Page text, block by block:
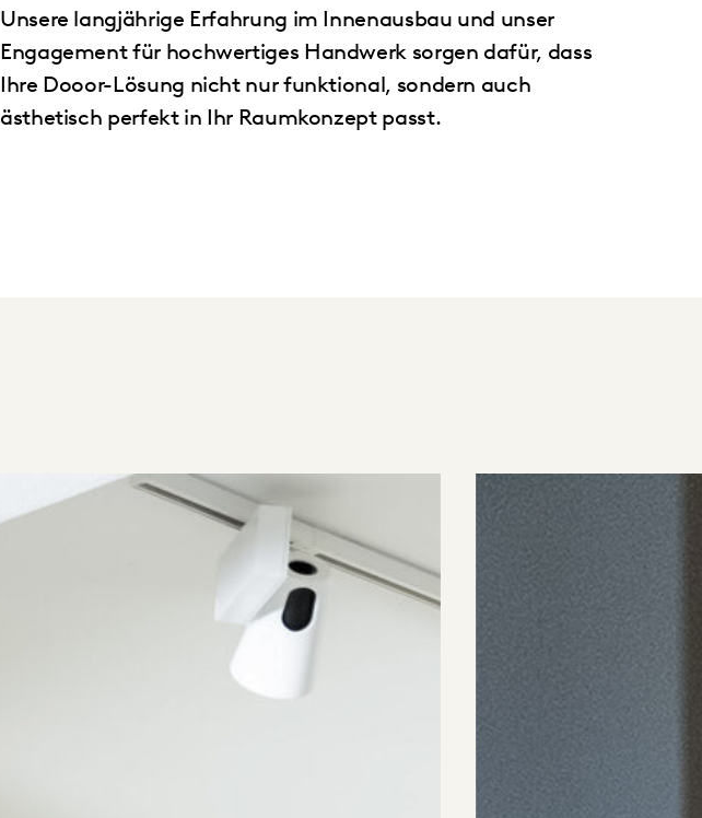
Unsere langjährige Erfahrung im Innenausbau und unser
Engagement für hochwertiges Handwerk sorgen dafür, dass
Ihre Dooor-Lösung nicht nur funktional, sondern auch
ästhetisch perfekt in Ihr Raumkonzept passt.